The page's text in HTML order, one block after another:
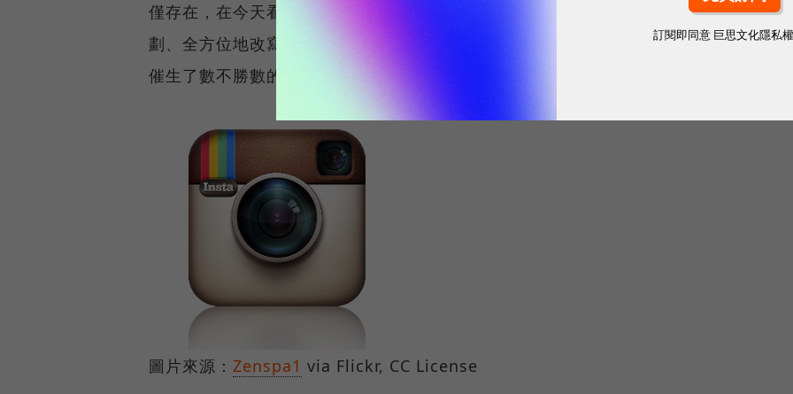
僅存在，在今天看來，還相當之高。在部落格以後，全球的IT人不斷地、有組織、有計
劃、全方位地改寫了這個「5零門檻論」，把各種各樣、形形色色的門檻不斷降低，從
催生了數不勝數的新媒體傳奇。
圖片來源： Zenspa1 via Flickr, CC License
訂閱即同意 巨思文化隱私